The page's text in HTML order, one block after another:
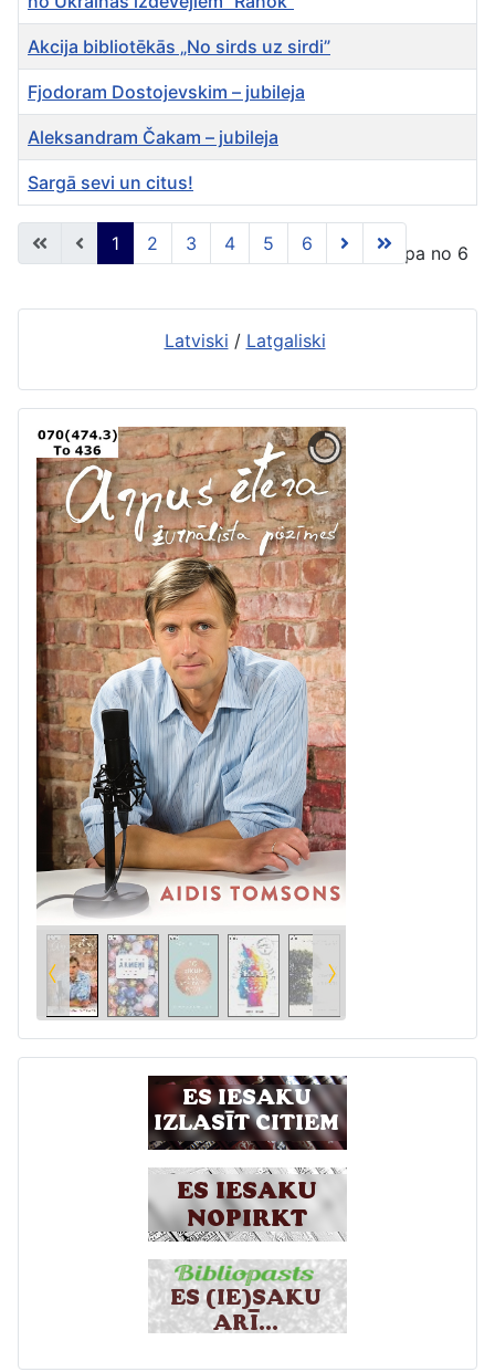
Rakstu tabula
Akcija bibliotēkās „No sirds uz sirdi”
Fjodoram Dostojevskim – jubileja
Aleksandram Čakam – jubileja
Sargā sevi un citus!
1 lapa no 6
1 2 3 4 5 6
Latviski / Latgaliski